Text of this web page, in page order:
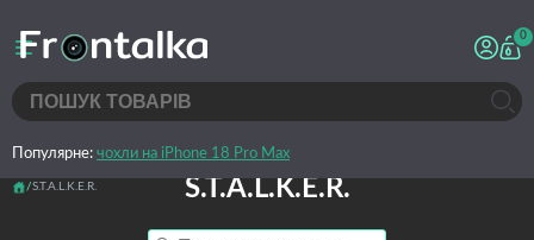
0
Популярне: чохли на iPhone 18 Pro Max
S.T.A.L.K.E.R. S.T.A.L.K.E.R.